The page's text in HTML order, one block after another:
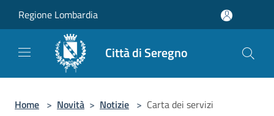
Regione Lombardia
Città di Seregno
Home > Novità > Notizie > Carta dei servizi